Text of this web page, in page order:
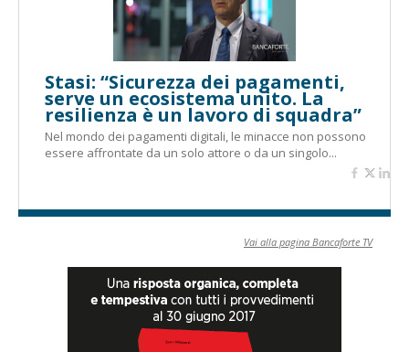
Stasi: “Sicurezza dei pagamenti,
serve un ecosistema unito. La
resilienza è un lavoro di squadra”
Nel mondo dei pagamenti digitali, le minacce non possono
essere affrontate da un solo attore o da un singolo...
Vai alla pagina Bancaforte TV